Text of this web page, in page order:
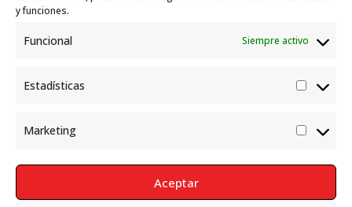
y funciones.
Funcional Siempre activo
Estadísticas
Marketing
Aceptar